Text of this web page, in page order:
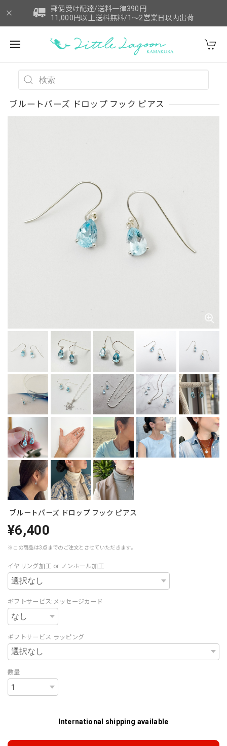
郵便受け配達/送料一律390円
11,000円以上送料無料/1～2営業日以内出荷
ブルートパーズ ドロップ フック ピアス
ブルートパーズ ドロップ フック ピアス
¥6,400
※この商品は3点までのご注文とさせていただきます。
イヤリング加工 or ノンホール加工
ギフトサービス:メッセージカード
ギフトサービス ラッピング
数量
International shipping available